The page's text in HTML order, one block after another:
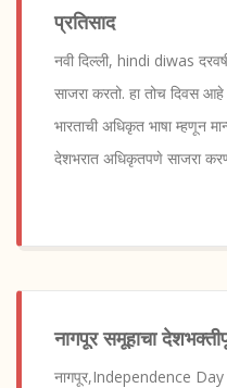
प्रतिसाद
नवी दिल्ली, hindi diwas
साजरा करतो. हा तोच दिवस
भारताची अधिकृत भाषा म्हणून
देशभरात अधिकृतपणे साजरा
नागपूर समूहाचा
नागपूर,Independence Day